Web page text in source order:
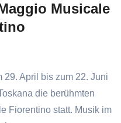
Musicale
29. April bis zum 22. Juni
die berühmten
Fiorentino statt. Musik im